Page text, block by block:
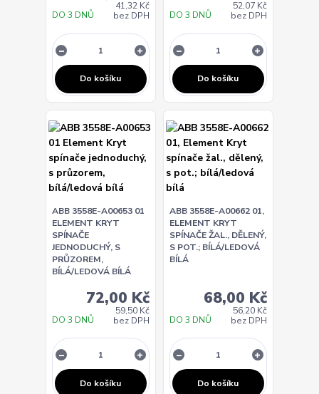
41,32 Kč
bez DPH
DO 3 DNŮ
Do košíku
52,07 Kč
bez DPH
DO 3 DNŮ
Do košíku
ABB 3558E-A00653 01
ELEMENT KRYT
SPÍNAČE
JEDNODUCHÝ, S
PRŮZOREM,
BÍLÁ/LEDOVÁ BÍLÁ
72,00 Kč
59,50 Kč
bez DPH
DO 3 DNŮ
Do košíku
ABB 3558E-A00662 01,
ELEMENT KRYT
SPÍNAČE ŽAL., DĚLENÝ,
S POT.; BÍLÁ/LEDOVÁ
BÍLÁ
68,00 Kč
56,20 Kč
bez DPH
DO 3 DNŮ
Do košíku